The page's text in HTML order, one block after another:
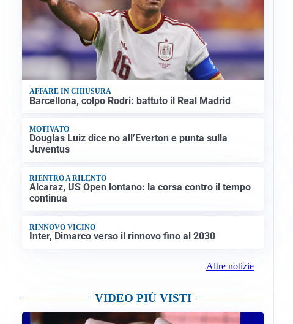
AFFARE IN CHIUSURA
Barcellona, colpo Rodri: battuto il Real Madrid
MOTIVATO
Douglas Luiz dice no all’Everton e punta sulla
Juventus
RIENTRO A RILENTO
Alcaraz, US Open lontano: la corsa contro il tempo
continua
RINNOVO VICINO
Inter, Dimarco verso il rinnovo fino al 2030
Altre notizie
VIDEO PIÙ VISTI